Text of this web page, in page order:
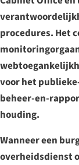
procedures. Het
voor het
beheer-en-
houding.
Wanneer een
overheidsdienst